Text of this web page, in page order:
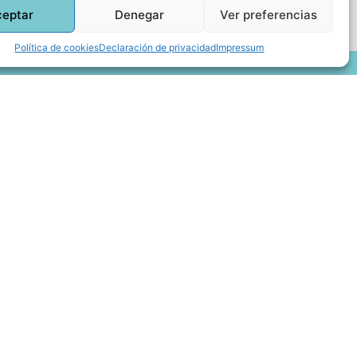
Denegar Ver preferencias
Política de cookiesDeclaración de privacidadImpressum